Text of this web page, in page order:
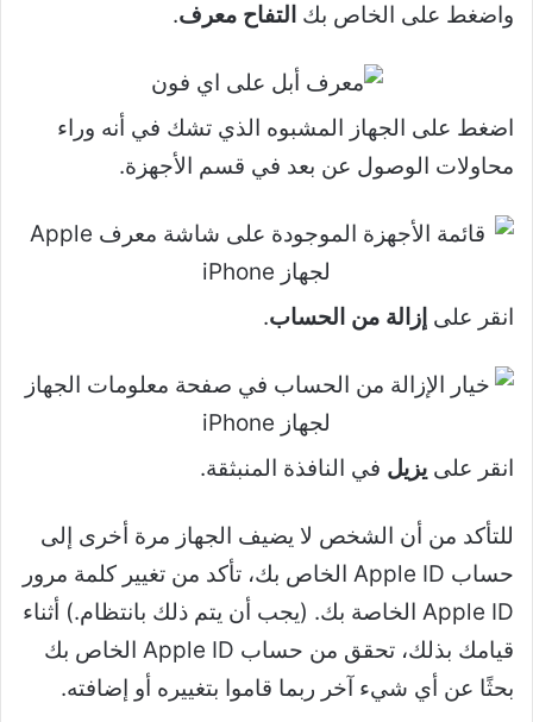
واضغط على الخاص بك التفاح معرف.
اضغط على الجهاز المشبوه الذي تشك في أنه وراء
محاولات الوصول عن بعد في قسم الأجهزة.
انقر على إزالة من الحساب.
انقر على يزيل في النافذة المنبثقة.
للتأكد من أن الشخص لا يضيف الجهاز مرة أخرى إلى
حساب Apple ID الخاص بك، تأكد من تغيير كلمة مرور
Apple ID الخاصة بك. (يجب أن يتم ذلك بانتظام.) أثناء
قيامك بذلك، تحقق من حساب Apple ID الخاص بك
بحثًا عن أي شيء آخر ربما قاموا بتغييره أو إضافته.